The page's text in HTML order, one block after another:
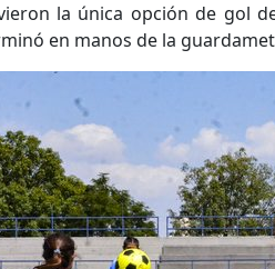
la única opción de gol
en manos de la